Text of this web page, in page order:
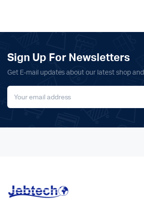
Sign Up For Newsletters
Get E-mail updates about our latest shop and